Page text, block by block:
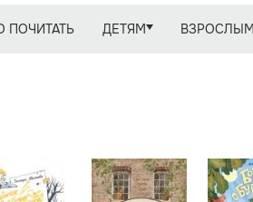
ПОЧИТАТЬ ДЕТЯМ